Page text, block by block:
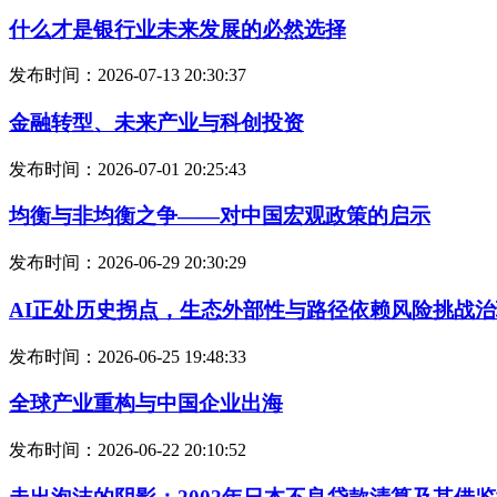
什么才是银行业未来发展的必然选择
发布时间：2026-07-13 20:30:37
金融转型、未来产业与科创投资
发布时间：2026-07-01 20:25:43
均衡与非均衡之争——对中国宏观政策的启示
发布时间：2026-06-29 20:30:29
AI正处历史拐点，生态外部性与路径依赖风险挑战
发布时间：2026-06-25 19:48:33
全球产业重构与中国企业出海
发布时间：2026-06-22 20:10:52